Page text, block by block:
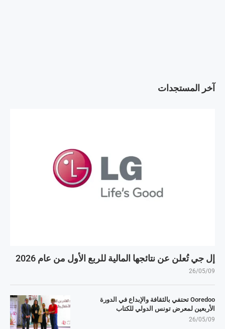
آخر المستجدات
إل جي تُعلن عن نتائجها المالية للربع الأول من عام 2026
26/05/09
Ooredoo تحتفي بالثقافة والإبداع في الدورة
الأربعين لمعرض تونس الدولي للكتاب
26/05/09